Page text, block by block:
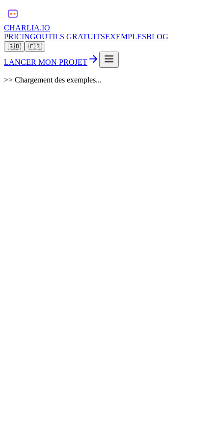
CHARLIA.IO
PRICINGOUTILS GRATUITSEXEMPLESBLOG
🇬🇧 🇫🇷
LANCER MON PROJET
>> Chargement des exemples...